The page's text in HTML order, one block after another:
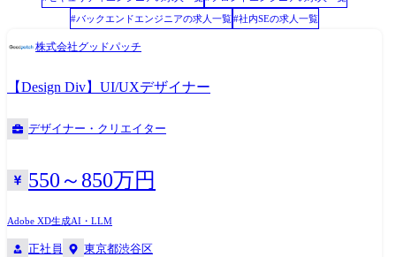
#バックエンドエンジニアの求人一覧#社内SEの求人一覧
株式会社グッドパッチ
【Design Div】UI/UXデザイナー
デザイナー・クリエイター
550～850万円
Adobe XD生成AI・LLM
正社員 東京都渋谷区